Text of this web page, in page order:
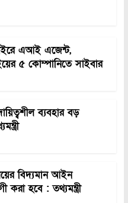
এআই এজেন্ট,
৫ কোম্পানিতে সাইবার
ব্যবহার বড়
বিদ্যমান আইন
করা হবে : তথ্যমন্ত্রী